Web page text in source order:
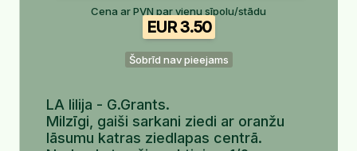
Cena ar PVN par vienu sīpolu/stādu
EUR 3.50
Šobrīd nav pieejams
LA lilija - G.Grants.
Milzīgi, gaiši sarkani ziedi ar oranžu
lāsumu katras ziedlapas centrā.